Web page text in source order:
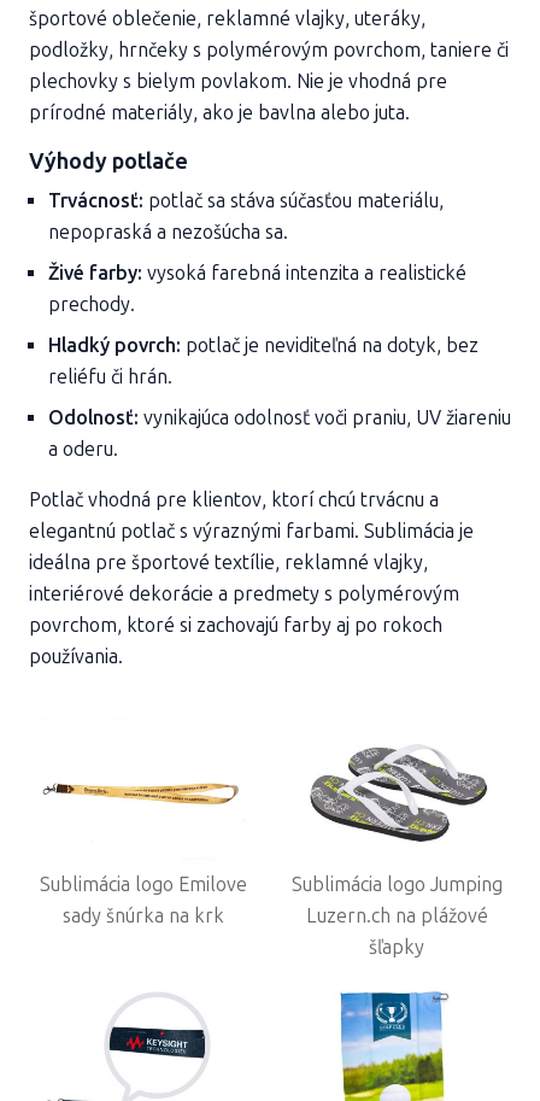
športové oblečenie, reklamné vlajky, uteráky,
podložky, hrnčeky s polymérovým povrchom, taniere či
plechovky s bielym povlakom. Nie je vhodná pre
prírodné materiály, ako je bavlna alebo juta.
Výhody potlače
Trvácnosť: potlač sa stáva súčasťou materiálu,
nepopraská a nezošúcha sa.
Živé farby: vysoká farebná intenzita a realistické
prechody.
Hladký povrch: potlač je neviditeľná na dotyk, bez
reliéfu či hrán.
Odolnosť: vynikajúca odolnosť voči praniu, UV žiareniu
a oderu.
Potlač vhodná pre klientov, ktorí chcú trvácnu a
elegantnú potlač s výraznými farbami. Sublimácia je
ideálna pre športové textílie, reklamné vlajky,
interiérové dekorácie a predmety s polymérovým
povrchom, ktoré si zachovajú farby aj po rokoch
používania.
Sublimácia logo Emilove
sady šnúrka na krk
Sublimácia logo Jumping
Luzern.ch na plážové
šľapky